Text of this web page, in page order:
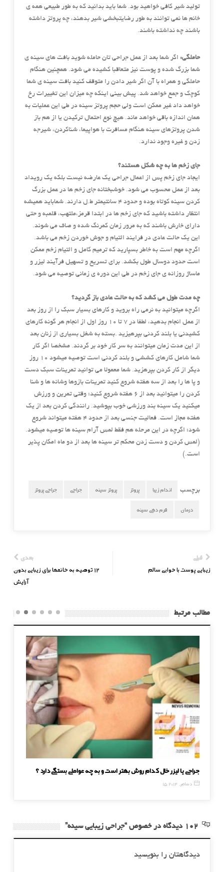
تولید شیر کافی خواهید بود. شما باید بدانید که به طور طبیعی همه ی
خانم ها نمی توانند به طور رضایتبخشی شیر بدهند، چه پروتز داشته
باشند چه نداشته باشند.
حاملگی: اگر شما بعد از عمل جراحی تان حامله شوید بافت های سینه ی
شما بزرگ شده و پوست نیز متعاقبا کشیده می شود. همچنین هنگام
حاملگی و همراه با آن اگر شیر دادن را متوقف کنید بافت سینه ی شما
کوچک و جمع خواهد شد. پیش بینی اینکه چه میزان این تغییرات رخ
خواهد داد غیر ممکن است ولی حجم پروتز سینه در طی این عملیات به
همان اندازه باقی خواهد ماند. هیچ نوع احتمال ترکیدن یا از هم باز
شدن پروتزهای سینه هنگام مسافرت با هواپیما، شناکردن، شیرجه
زدن و غیره وجود ندارد.
جای زخم ها به چه شکل هستند؟
ایجاد جای زخم پس از اعمال جراحی یک عارضه نیست بلکه یک رویداد
بعد از عمل محسوب می شود. خوشبختانه جای زخم ها در عمل بزرگ
کردن سینه کوتاه بوده و حدود ۴ سانتیمتر ط.ل دارند. شماباید همیشه
انتظار داشته باشید که جای زخم ها در ابتدا قرمز،ملتهب، قلمبه و حتی
دارای خارش باشند که به مرور زمان کمرنگ شده و صاف می شوند.
این یک حالت عادی در فرایند التیام و جوش خوردن زخم می باشد.
اگرچه مهم است به خاطر بسپارید که ترمیم کامل و التیام زخم ممکن
است حدود دوسال طول بکشد. برای تسریع و تسهیل فرآیند لیزر و
ماساژ روزانه ی جای زخم در طی این دوره ی زمانی توصیه می شود.
چه مدت طول می کشد که به حالت عادی باز گردید؟
اگرچه میتوانید به نرمی راه بروید و کارهای بسیار سبک را از روز بعد
از عمل انجام بدهید، لطفا در ۷ تا ۱۰ روز اول از انجام هر گونه کارهای
کشیدنی یا بلند کردنی بپرهیزید .بسته به شغل بسیاری از زنان بعد
از این مدت زمان میتوانند به سر کار خود بر گردند. مشخصا اگر کار
شما شامل کارهای کششی و بلند کردنی است توصیه میشود ۱۰ روز
دیگر از کار کردن بپرهزید. شما معمولا می توانید تمرینات سبک دست
و پا ها را بعد از سه هفته شروع کنید تمرینات بازوها وشانه ها و شنا
کردن را میتوانید بعد از ۶ هفته شروع کنید؛ وقتی تمرین و ورزش
میکنید یک سینه بند ورزشی خوب بپوشید. رانندگی کردن بعد از یک
هفته مجاز است. فعالیت جنسی بعد از حدود ۴ هفته میتواند شروع
شود؛ اگرچه در این مرحله هم فقط لمس آرام سینه ها توصیه میشود.
(لمس کردن و دست زدن محکم تر سینه ها بعد از دو ماه امکان پذیر
است.)
برچسب اندام زیبا پروتز پروتز سینه جراحی جراحی پروتز
درمان فرم دهی سینه
قبلی
زیبایی پوست با خوابی سالم
بعدی
12 توصیه به خانمها برای زیبایی بدون
آرایش
مطالب مرتبط
جراحی یا لیزر خال کدام روش بهتر است و به چه عواملی بستگی دارد ؟
15 دسامبر, 2014
دیدگاهتان را بنویسید